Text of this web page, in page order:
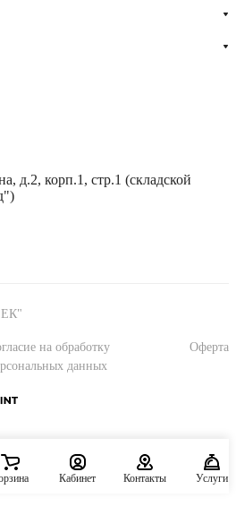
д.2, корп.1, стр.1 (складской
на обработку
данных
Оферта
Кабинет Контакты Услуги